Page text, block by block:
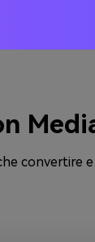
convertire